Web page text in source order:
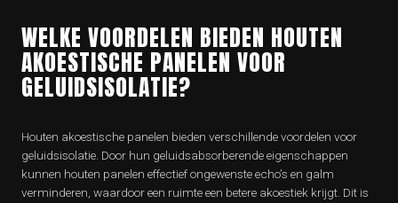
WELKE VOORDELEN BIEDEN HOUTEN
AKOESTISCHE PANELEN VOOR
GELUIDSISOLATIE?
Houten akoestische panelen bieden verschillende voordelen voor
geluidsisolatie. Door hun geluidsabsorberende eigenschappen
kunnen houten panelen effectief ongewenste echo’s en galm
verminderen, waardoor een ruimte een betere akoestiek krijgt. Dit is